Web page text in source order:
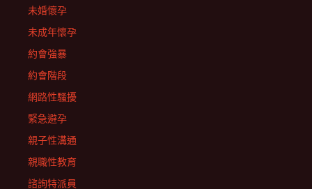
未婚懷孕
未成年懷孕
約會強暴
約會階段
網路性騷擾
緊急避孕
親子性溝通
親職性教育
諮詢特派員